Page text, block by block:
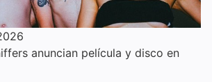
anuncian película y disco en